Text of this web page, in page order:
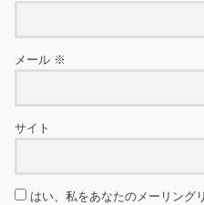
メール ※
サイト
はい、私をあなたのメーリング